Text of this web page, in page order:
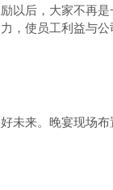
以后，大家不再
，使员工利益与
来。晚宴现场